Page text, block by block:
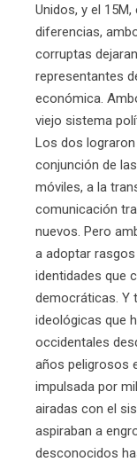
Unidos, y el
diferencias,
corruptas
representantes
económica.
viejo sistema
Los dos lograron
conjunción de
móviles, a la
comunicación
nuevos. Pero
a adoptar
identidades que
democráticas. Y
ideológicas que
occidentales
años peligrosos
impulsada por
airadas con el
aspiraban a
desconocidos